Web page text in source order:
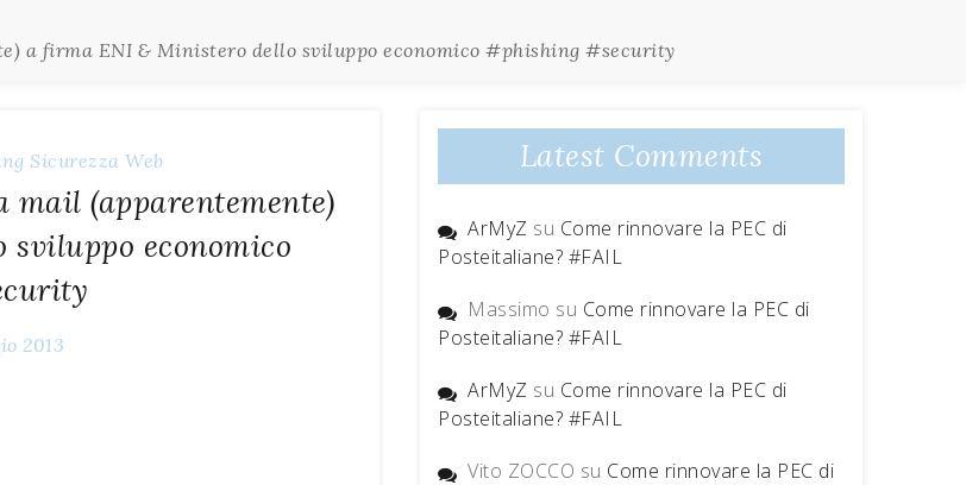
a firma ENI & Ministero dello sviluppo economico #phishing #security
Sicurezza Web
(apparentemente)
economico
2013
Latest Comments
ArMyZ su Come rinnovare la PEC di
Posteitaliane? #FAIL
Massimo su Come rinnovare la PEC di
Posteitaliane? #FAIL
ArMyZ su Come rinnovare la PEC di
Posteitaliane? #FAIL
Vito ZOCCO su Come rinnovare la PEC di